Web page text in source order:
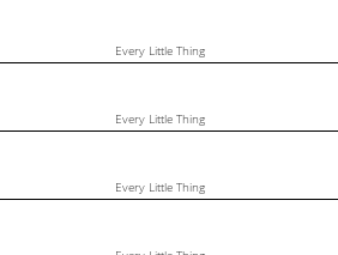
Every Little Thing
Every Little Thing
Every Little Thing